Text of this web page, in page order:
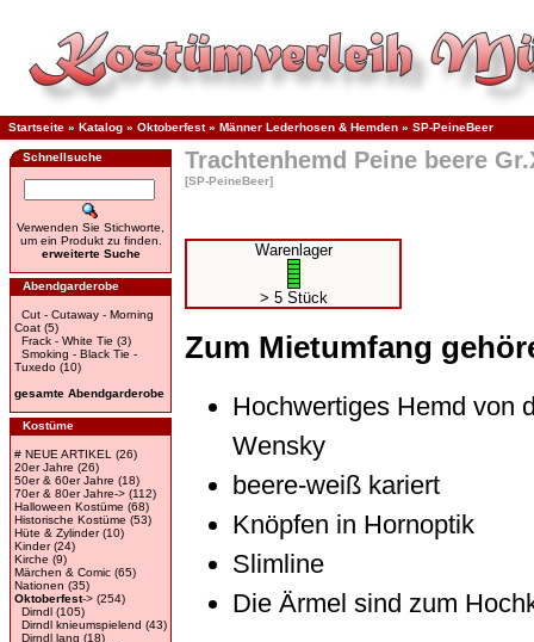
Startseite » Katalog » Oktoberfest» Männer Lederhosen & Hemden » SP-PeineBeer
Schnellsuche
Verwenden Sie Stichworte,
um ein Produkt zu finden.
erweiterte Suche
Abendgarderobe
Cut - Cutaway - Morning
Coat (5)
Frack - White Tie (3)
Smoking - Black Tie -
Tuxedo (10)
gesamte Abendgarderobe
Kostüme
# NEUE ARTIKEL
(26)
20er Jahre (26)
50er & 60er Jahre (18)
70er & 80er Jahre-> (112)
Halloween Kostüme (68)
Historische Kostüme (53)
Hüte & Zylinder(10)
Kinder(24)
Kirche (9)
Märchen & Comic (65)
Nationen (35)
Oktoberfest-> (254)
Dirndl (105)
Dirndl knieumspielend (43)
Dirndl lang (18)
Trachtenhemd Peine beere
[SP-PeineBeer]
Warenlager
> 5 Stück
Zum Mietumfang
Hochwertiges Hemd von
Wensky
beere-weiß kariert
Knöpfen in Hornoptik
Slimline
Die Ärmel sind zum